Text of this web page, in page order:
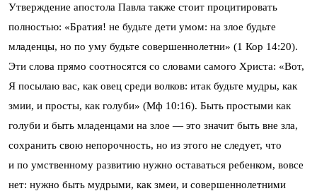
Утверждение апостола Павла также стоит процитировать
полностью: «Братия! не будьте дети умом: на злое будьте
младенцы, но по уму будьте совершеннолетни» (1 Кор 14:20).
Эти слова прямо соотносятся со словами самого Христа: «Вот,
Я посылаю вас, как овец среди волков: итак будьте мудры, как
змии, и просты, как голуби» (Мф 10:16). Быть простыми как
голуби и быть младенцами на злое — это значит быть вне зла,
сохранить свою непорочность, но из этого не следует, что
и по умственному развитию нужно оставаться ребенком, вовсе
нет: нужно быть мудрыми, как змеи, и совершеннолетними